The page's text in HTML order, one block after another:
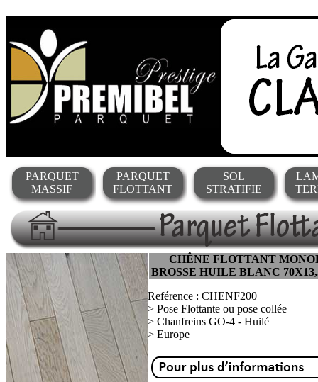
PARQUET
MASSIF
PARQUET
FLOTTANT
SOL
STRATIFIE
CHÊNE FLOTTANT
BROSSE HUILE BLANC
Reférence : CHENF200
> Pose Flottante ou pose collée
> Chanfreins GO-4 - Huilé
> Europe